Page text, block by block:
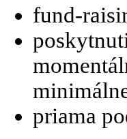
fund-
priama